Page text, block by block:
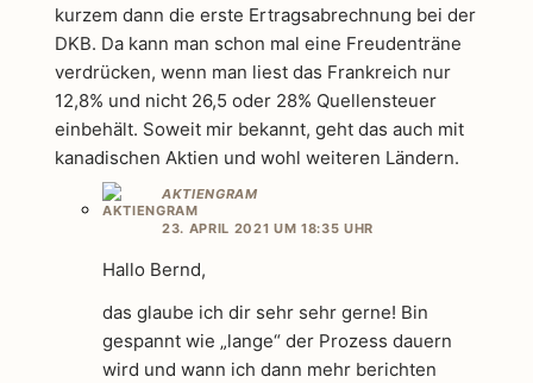
kurzem dann die erste Ertragsabrechnung bei der
DKB. Da kann man schon mal eine Freudenträne
verdrücken, wenn man liest das Frankreich nur
12,8% und nicht 26,5 oder 28% Quellensteuer
einbehält. Soweit mir bekannt, geht das auch mit
kanadischen Aktien und wohl weiteren Ländern.
AKTIENGRAM
23. APRIL 2021 UM 18:35 UHR
Hallo Bernd,
das glaube ich dir sehr sehr gerne! Bin
gespannt wie „lange“ der Prozess dauern
wird und wann ich dann mehr berichten